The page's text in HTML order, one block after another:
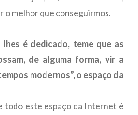
o melhor que conseguirmos.
é dedicado, teme que as
de alguma forma, vir a
modernos”, o espaço da
todo este espaço da Internet é